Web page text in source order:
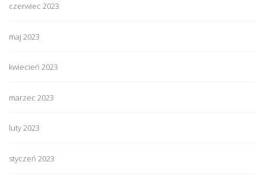
czerwiec 2023
maj 2023
kwiecień 2023
marzec 2023
luty 2023
styczeń 2023